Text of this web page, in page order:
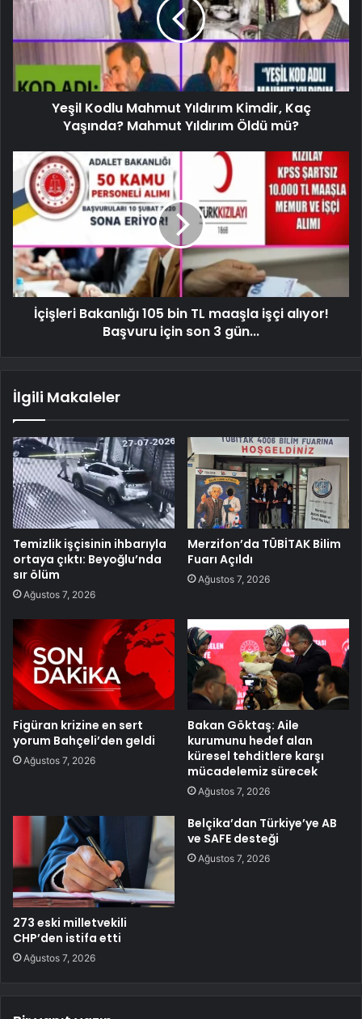
Yeşil Kodlu Mahmut Yıldırım Kimdir, Kaç
Yaşında? Mahmut Yıldırım Öldü mü?
İçişleri Bakanlığı 105 bin TL maaşla işçi alıyor!
Başvuru için son 3 gün...
İlgili Makaleler
Temizlik işçisinin ihbarıyla
ortaya çıktı: Beyoğlu’nda
sır ölüm
Ağustos 7, 2026
Merzifon’da TÜBİTAK Bilim
Fuarı Açıldı
Ağustos 7, 2026
Figüran krizine en sert
yorum Bahçeli’den geldi
Ağustos 7, 2026
Bakan Göktaş: Aile
kurumunu hedef alan
küresel tehditlere karşı
mücadelemiz sürecek
Ağustos 7, 2026
273 eski milletvekili
CHP’den istifa etti
Ağustos 7, 2026
Belçika’dan Türkiye’ye AB
ve SAFE desteği
Ağustos 7, 2026